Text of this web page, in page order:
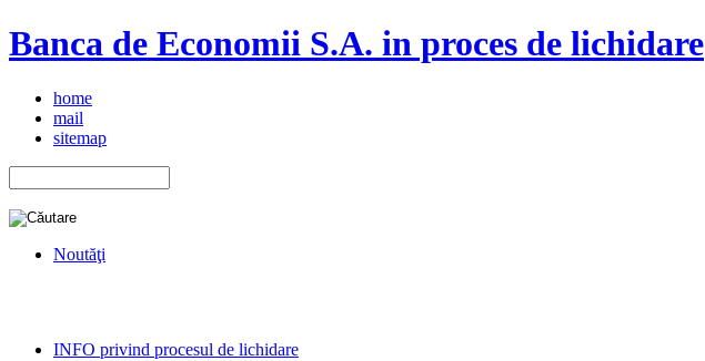
Banca de Economii S.A. in proces de lichidare
home
mail
sitemap
Noutăţi
INFO privind procesul de lichidare